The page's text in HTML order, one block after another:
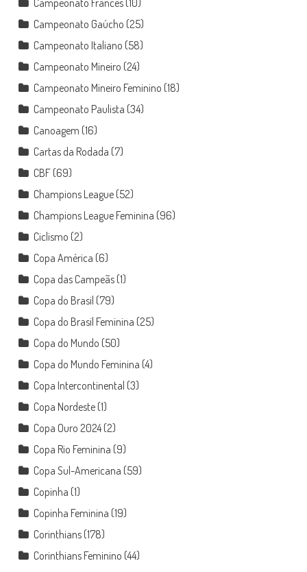
Campeonato Gaúcho (25)
Campeonato Italiano (58)
Campeonato Mineiro (24)
Campeonato Mineiro Feminino (18)
Campeonato Paulista (34)
Canoagem (16)
Cartas da Rodada (7)
CBF(69)
Champions League(52)
Champions League Feminina (96)
Ciclismo (2)
Copa América (6)
Copa das Campeãs(1)
Copa do Brasil (79)
Copa do Brasil Feminina (25)
Copa do Mundo (50)
Copa do Mundo Feminina (4)
Copa Intercontinental (3)
Copa Nordeste(1)
Copa Ouro 2024(2)
Copa Rio Feminina (9)
Copa Sul-Americana (59)
Copinha (1)
Copinha Feminina (19)
Corinthians(178)
Corinthians Feminino (44)